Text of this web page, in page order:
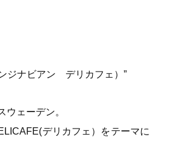
ジナビアン デリカフェ）”
ェーデン。
デリカフェ）をテーマに